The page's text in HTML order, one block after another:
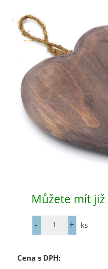
Můžete mít již
ks
Cena s DPH: